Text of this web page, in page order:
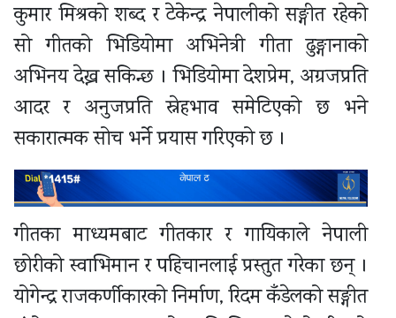
कुमार मिश्रको शब्द र टेकेन्द्र नेपालीको सङ्गीत रहेको
सो गीतको भिडियोमा अभिनेत्री गीता ढुङ्गानाको
अभिनय देख्न सकिन्छ । भिडियोमा देशप्रेम, अग्रजप्रति
आदर र अनुजप्रति स्नेहभाव समेटिएको छ भने
सकारात्मक सोच भर्ने प्रयास गरिएको छ ।
गीतका माध्यमबाट गीतकार र गायिकाले नेपाली
छोरीको स्वाभिमान र पहिचानलाई प्रस्तुत गरेका छन् ।
योगेन्द्र राजकर्णीकारको निर्माण, रिदम कँडेलको सङ्गीत